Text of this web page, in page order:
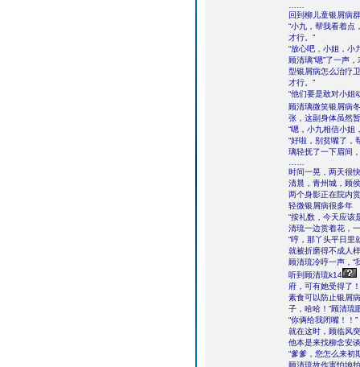
回到柳儿童银屑病
“小九，帮我看着点
才行。”
“放心吧，小姐，小
顾清璃“嗯”了一声
型银屑病怎么治疗
才行。”
“他们要是敢对小姐
顾清璃微笑银屑病
张，这副身体虽然
“嗯，小九相信小姐
“好啦，别贫嘴了，
璃轻抚了一下眉间
时间一晃，两天很
清晨，青州城，顾
两个身影正在院内
轻微银屑病很多年
“按礼数，今天应该
清琉一边赏着花，
“哼，那丫头平日里
就被折磨得不成人
顾清琉冷哼一声，“
听到顾清琉k14
府，可有她受得了！
素食可以防止银屑
子，哈哈！”顾清琉
“你俩给我闭嘴！！”
就在这时，顾临风
他本是来找柳念安
“爹爹，您怎么来
顾清琉故作害怕地